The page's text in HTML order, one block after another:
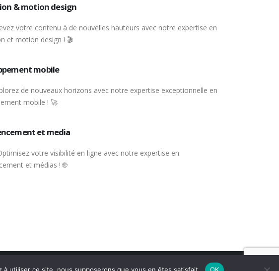
& motion design
votre contenu à de nouvelles hauteurs avec notre expertise en
et motion design ! 🎬
mobile
de nouveaux horizons avec notre expertise exceptionnelle en
mobile ! 🚀
et media
votre visibilité en ligne avec notre expertise en
et médias ! 🌐